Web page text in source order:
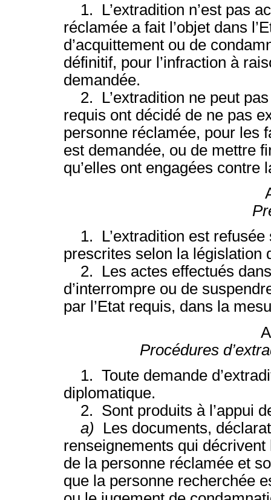
1. L’extradition n’est pas
réclamée a fait l’objet dans
d’acquittement ou de
définitif, pour l’infraction à
demandée.
2. L’extradition ne peut pas
requis ont décidé de ne pas
personne réclamée, pour les
est demandée, ou de mettre
qu’elles ont engagées contre
1. L’extradition est refusée
prescrites selon la législation
2. Les actes effectués dans
d’interrompre ou de
par l’Etat requis, dans la
Procédures
1. Toute demande
diplomatique.
2. Sont produits à l’appui
a) Les documents,
renseignements qui
de la personne réclamée et
que la personne recherchée